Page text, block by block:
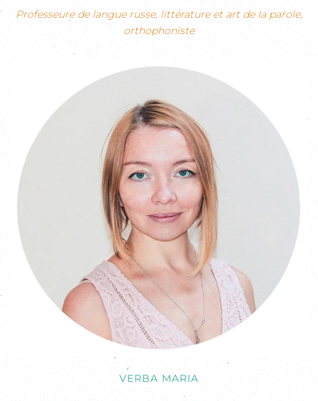
Professeure de langue russe, littérature et art de la parole,
orthophoniste
VERBA MARIA